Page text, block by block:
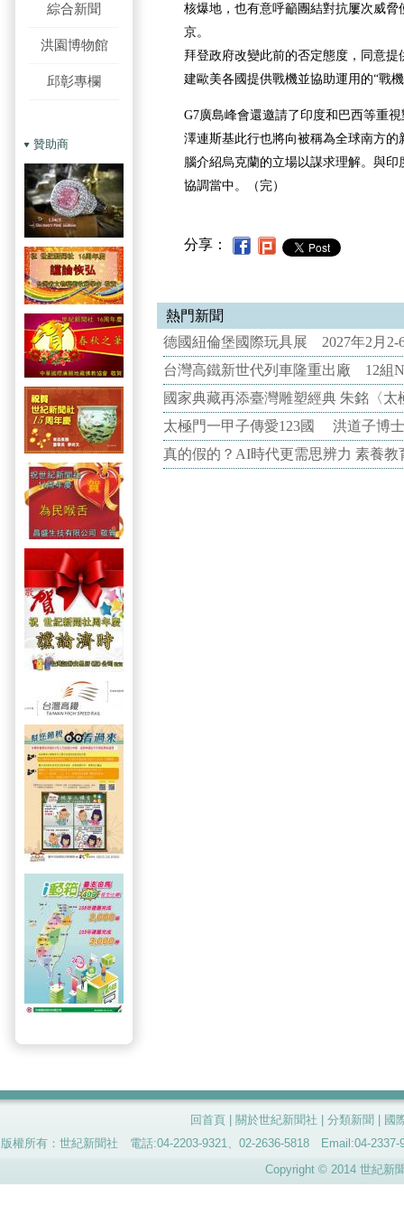
綜合新聞
洪園博物館
邱彰專欄
贊助商
核爆地，也有意呼籲團結對抗屢次威
京。
拜登政府改變此前的否定態度，同意提
建歐美各國提供戰機並協助運用的“戰
G7廣島峰會還邀請了印度和巴西等重
澤連斯基此行也將向被稱為全球南方
腦介紹烏克蘭的立場以謀求理解。與
協調當中。（完）
分享：
熱門新聞
德國紐倫堡國際玩具展 2027年2月2-
台灣高鐵新世代列車隆重出廠 12組
國家典藏再添臺灣雕塑經典 朱銘〈
太極門一甲子傳愛123國 洪道子博
真的假的？AI時代更需思辨力 素養
回首頁 關於世紀新聞社 分類新聞
國
版權所有：世紀新聞社 電話:04-2203-9321、02-2636-5818 Email:04-
Copyright © 2014 世紀新